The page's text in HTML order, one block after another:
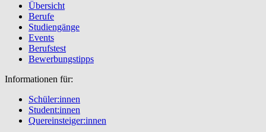
Übersicht
Berufe
Studiengänge
Events
Berufstest
Bewerbungstipps
Informationen für:
Schüler:innen
Student:innen
Quereinsteiger:innen